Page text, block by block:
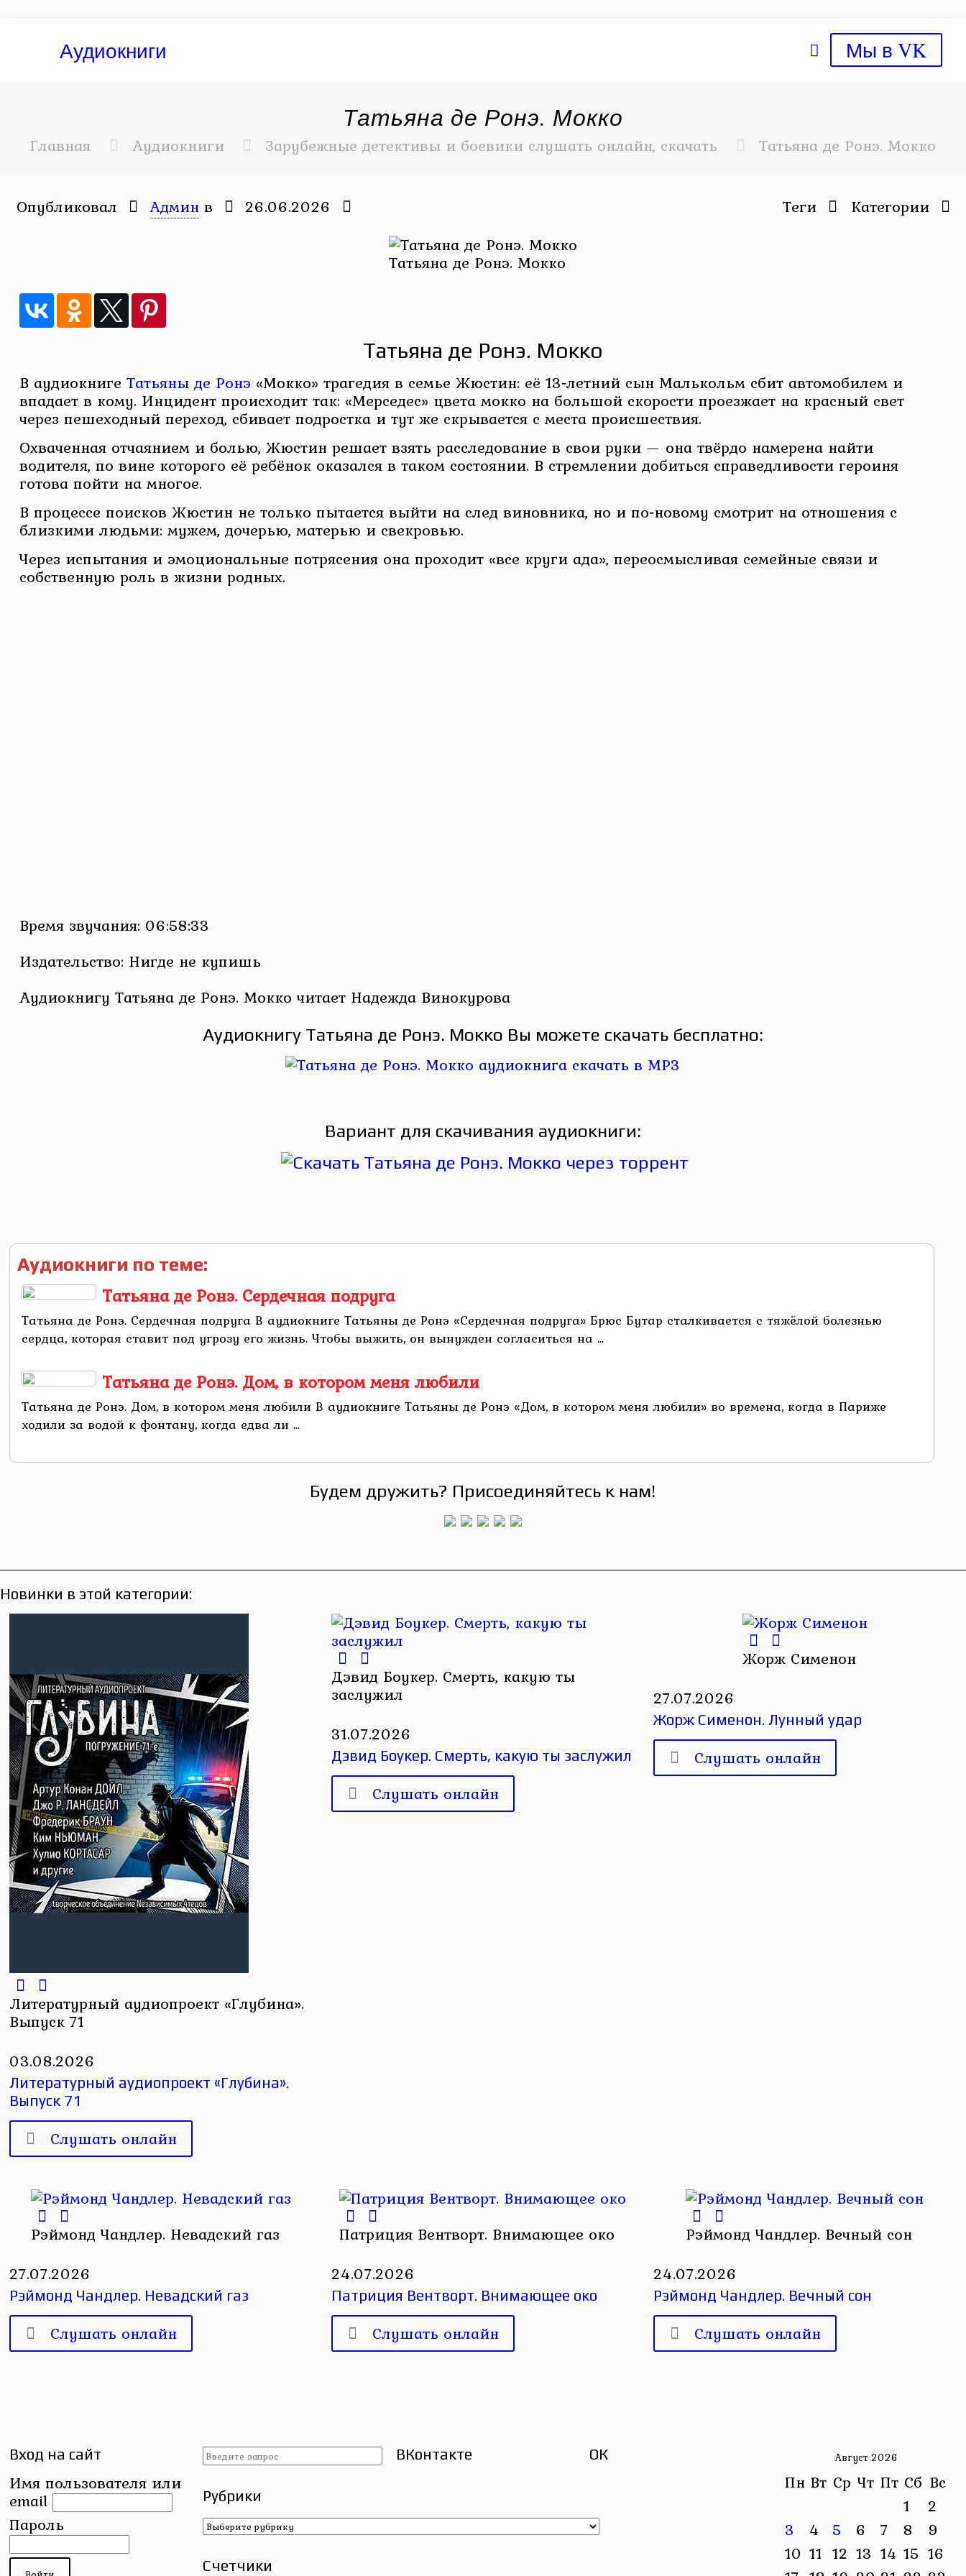
Аудиокниги Мы в VK
Татьяна де Ронэ. Мокко
Главная Аудиокниги Зарубежные детективы и боевики слушать онлайн, скачать Татьяна де Ронэ. Мокко
Опубликовал Админ в 26.06.2026 Категории
Теги
Татьяна де Ронэ. Мокко
Татьяна де Ронэ. Мокко
В аудиокниге Татьяны де Ронэ «Мокко» трагедия в семье Жюстин: её 13‑летний сын Малькольм сбит автомобилем и
впадает в кому. Инцидент происходит так: «Мерседес» цвета мокко на большой скорости проезжает на красный свет
через пешеходный переход, сбивает подростка и тут же скрывается с места происшествия.
Охваченная отчаянием и болью, Жюстин решает взять расследование в свои руки — она твёрдо намерена найти
водителя, по вине которого её ребёнок оказался в таком состоянии. В стремлении добиться справедливости героиня
готова пойти на многое.
В процессе поисков Жюстин не только пытается выйти на след виновника, но и по‑новому смотрит на отношения с
близкими людьми: мужем, дочерью, матерью и свекровью.
Через испытания и эмоциональные потрясения она проходит «все круги ада», переосмысливая семейные связи и
собственную роль в жизни родных.
Время звучания: 06:58:33
Издательство: Нигде не купишь
Аудиокнигу Татьяна де Ронэ. Мокко читает Надежда Винокурова
Аудиокнигу Татьяна де Ронэ. Мокко Вы можете скачать бесплатно:
Вариант для скачивания аудиокниги:
Аудиокниги по теме:
Татьяна де Ронэ. Сердечная подруга
Татьяна де Ронэ. Сердечная подруга В аудиокниге Татьяны де Ронэ «Сердечная подруга» Брюс Бутар сталкивается с тяжёлой болезнью
сердца, которая ставит под угрозу его жизнь. Чтобы выжить, он вынужден согласиться на ...
Татьяна де Ронэ. Дом, в котором меня любили
Татьяна де Ронэ. Дом, в котором меня любили В аудиокниге Татьяны де Ронэ «Дом, в котором меня любили» во времена, когда в Париже
ходили за водой к фонтану, когда едва ли ...
Будем дружить? Присоединяйтесь к нам!
Новинки в этой категории:
Литературный аудиопроект «Глубина».
Выпуск 71
03.08.2026
Литературный аудиопроект «Глубина».
Выпуск 71
Слушать онлайн
Дэвид Боукер. Смерть, какую ты
заслужил
31.07.2026
Дэвид Боукер. Смерть, какую ты заслужил
Слушать онлайн
Жорж Сименон
27.07.2026
Жорж Сименон. Лунный удар
Слушать онлайн
Рэймонд Чандлер. Невадский газ
27.07.2026
Рэймонд Чандлер. Невадский газ
Слушать онлайн
Патриция Вентворт. Внимающее око
24.07.2026
Патриция Вентворт. Внимающее око
Слушать онлайн
Рэймонд Чандлер. Вечный сон
24.07.2026
Рэймонд Чандлер. Вечный сон
Слушать онлайн
Вход на сайт
Имя пользователя или
email
Пароль
Рубрики
Рубрики
Счетчики
ВКонтакте ОК Август 2026
Пн Вт Ср Чт Пт Сб Вс
1
2
3
4 5 6 7 8
9
10 11 12 13 14 15 16